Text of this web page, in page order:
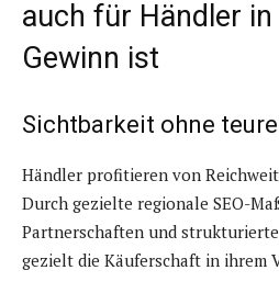
auch für Händler in
Gewinn ist
Sichtbarkeit ohne
Händler profitieren von
Durch gezielte regionale SEO-
Partnerschaften und
gezielt die Käuferschaft in ihrem